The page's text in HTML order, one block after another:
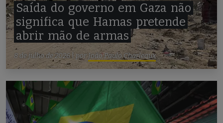
Saída do governo em Gaza não
significa que Hamas pretende
abrir mão de armas
8 de julho de 2026| porJoão Paulo Charleaux